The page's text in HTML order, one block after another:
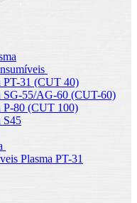
PT-31 (CUT 40)
SG-55/AG-60 (CUT-60)
P-80 (CUT 100)
S45
Plasma PT-31